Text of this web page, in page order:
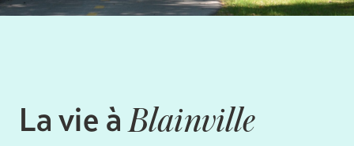
La vie àBlainville